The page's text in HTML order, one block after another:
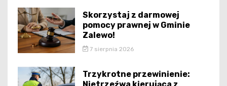
Skorzystaj z darmowej
pomocy prawnej w Gminie
Zalewo!
7 sierpnia 2026
Trzykrotne przewinienie: